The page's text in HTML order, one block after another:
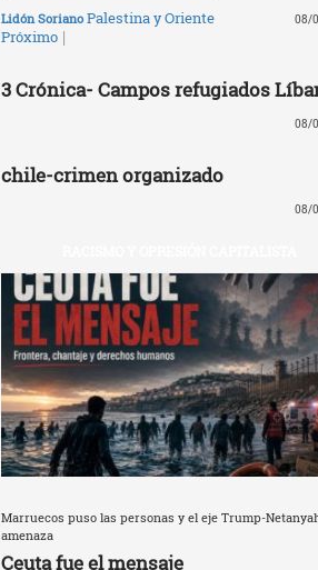
Lidón Soriano Palestina y Oriente
Próximo |
08/
3 Crónica- Campos refugiados
08/
chile-crimen organizado
08/
Marruecos puso las personas y el eje Trump-
amenaza
Ceuta fue el mensaje